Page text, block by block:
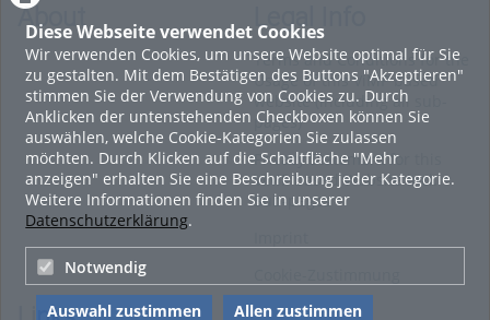
Diese Webseite verwendet Cookies
Wir verwenden Cookies, um unsere Website optimal für Sie
zu gestalten. Mit dem Bestätigen des Buttons "Akzeptieren"
stimmen Sie der Verwendung von Cookies zu. Durch
Anklicken der untenstehenden Checkboxen können Sie
auswählen, welche Cookie-Kategorien Sie zulassen
möchten. Durch Klicken auf die Schaltfläche "Mehr
anzeigen" erhalten Sie eine Beschreibung jeder Kategorie.
Weitere Informationen finden Sie in unserer
Datenschutzerklärung.
Notwendig
Auswahl zustimmen Allen zustimmen
About Legal Info
Terms and Conditions for the
Usage of this ViMP based
website (including all sub-
pages)
Privacy Statement for this
ViMP based Website incl.
Sub-pages